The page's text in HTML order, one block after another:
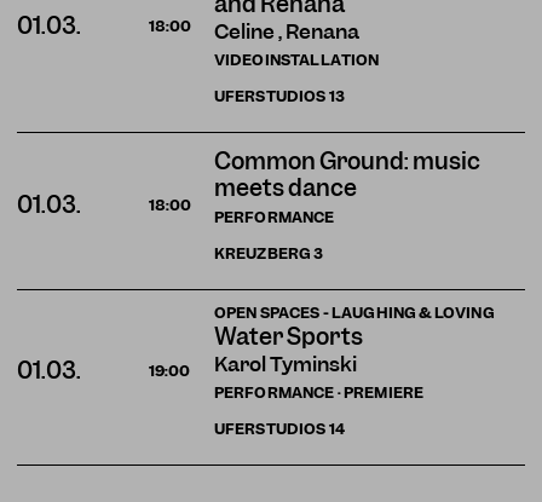
Celine , Renana
VIDEOINSTALLATION
01.03. 18:00
UFERSTUDIOS13
Common Ground: music
meets dance
PERFORMANCE
01.03. 18:00
KREUZBERG3
OPEN SPACES - LAUGHING & LOVING
Water Sports
Karol Tyminski
PERFORMANCE · PREMIERE
01.03. 19:00
UFERSTUDIOS14